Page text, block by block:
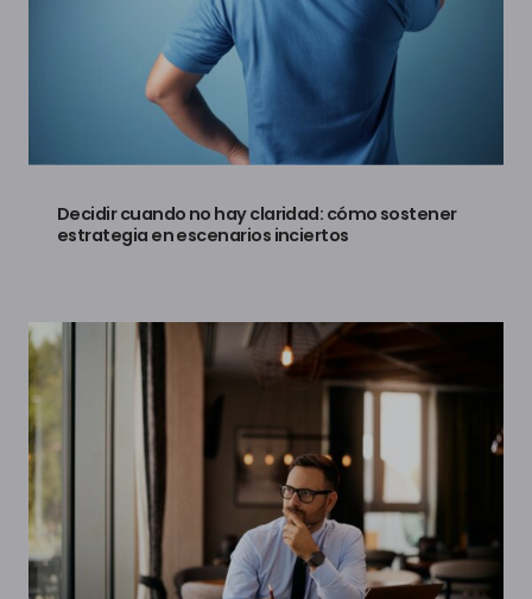
Decidir cuando no hay claridad: cómo sostener
estrategia en escenarios inciertos